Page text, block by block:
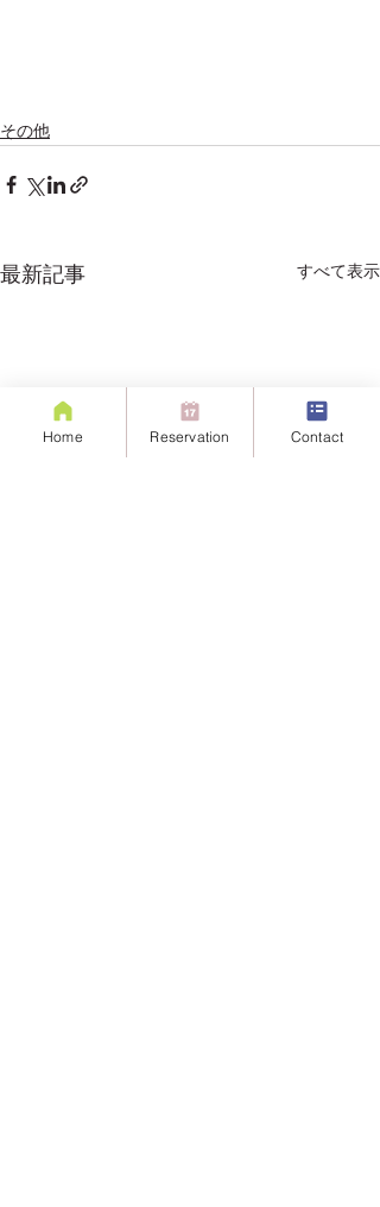
その他
最新記事 すべて表示
Home Reservation Contact